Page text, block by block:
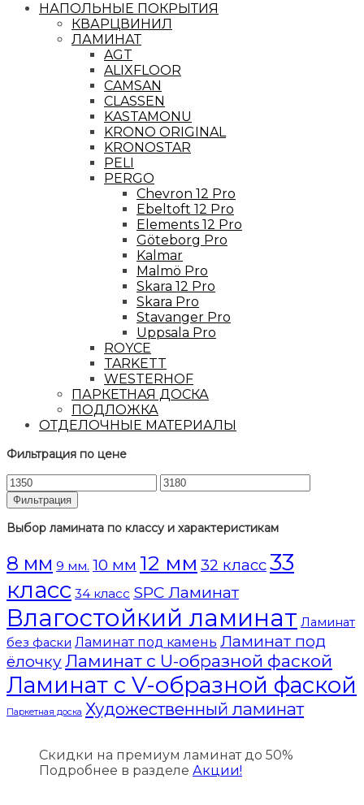
НАПОЛЬНЫЕ ПОКРЫТИЯ
КВАРЦВИНИЛ
ЛАМИНАТ
AGT
ALIXFLOOR
CAMSAN
CLASSEN
KASTAMONU
KRONO ORIGINAL
KRONOSTAR
PELI
PERGO
Chevron 12 Pro
Ebeltoft 12 Pro
Elements 12 Pro
Göteborg Pro
Kalmar
Malmö Pro
Skara 12 Pro
Skara Pro
Stavanger Pro
Uppsala Pro
ROYCE
TARKETT
WESTERHOF
ПАРКЕТНАЯ ДОСКА
ПОДЛОЖКА
ОТДЕЛОЧНЫЕ МАТЕРИАЛЫ
Фильтрация по цене
Фильтрация
Выбор ламината по классу и характеристикам
8 мм 9 мм. 10 мм 12 мм 32 класс33
класс 34 класс SPC Ламинат
Влагостойкий ламинат Ламинат
без фаски Ламинат под камень Ламинат под
ёлочкуЛаминат с U-образной фаской
Ламинат с V-образной фаской
Паркетная доска Художественный ламинат
Скидки на премиум ламинат до 50%
Подробнее в разделе Акции!